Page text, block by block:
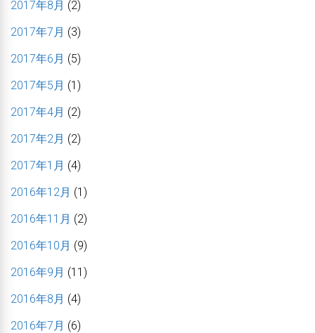
2017年8月 (2)
2017年7月 (3)
2017年6月 (5)
2017年5月 (1)
2017年4月 (2)
2017年2月 (2)
2017年1月 (4)
2016年12月 (1)
2016年11月 (2)
2016年10月 (9)
2016年9月 (11)
2016年8月 (4)
2016年7月 (6)